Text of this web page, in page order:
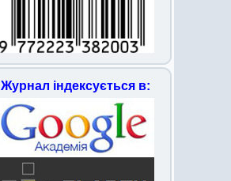
Журнал індексується в: